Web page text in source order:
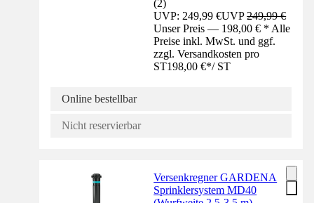
(2)
UVP: 249,99 €UVP249,99 €
Unser Preis — 198,00 € * Alle
Preise inkl. MwSt. und ggf.
zzgl. Versandkosten pro
ST198,00 €*/ ST
Online bestellbar
Nicht reservierbar
Versenkregner GARDENA
Sprinklersystem MD40